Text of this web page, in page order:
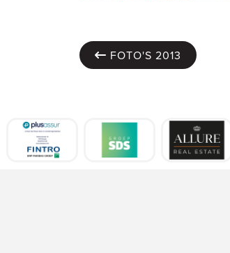
FOTO'S 2013